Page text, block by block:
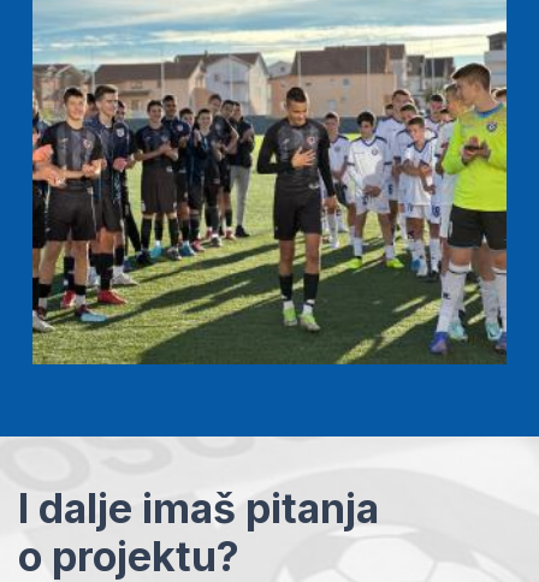
I dalje imaš pitanja
o projektu?